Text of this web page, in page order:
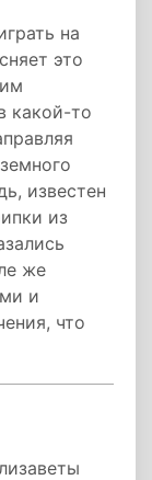
на
это
какой-то
известен
из
же
и
что